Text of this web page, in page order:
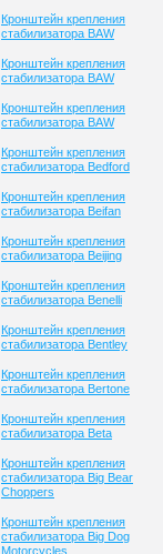
Кронштейн крепления
стабилизатора BAW
Кронштейн крепления
стабилизатора BAW
Кронштейн крепления
стабилизатора BAW
Кронштейн крепления
стабилизатора Bedford
Кронштейн крепления
стабилизатора Beifan
Кронштейн крепления
стабилизатора Beijing
Кронштейн крепления
стабилизатора Benelli
Кронштейн крепления
стабилизатора Bentley
Кронштейн крепления
стабилизатора Bertone
Кронштейн крепления
стабилизатора Beta
Кронштейн крепления
стабилизатора Big Bear
Choppers
Кронштейн крепления
стабилизатора Big Dog
Motorcycles